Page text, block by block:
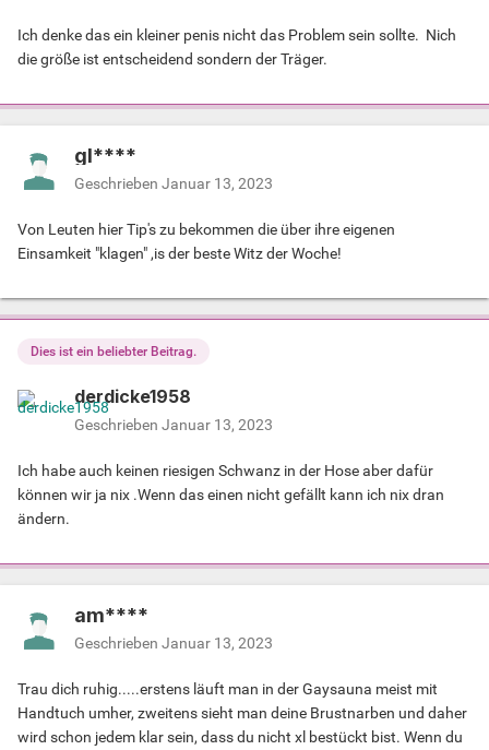
Ich denke das ein kleiner penis nicht das Problem sein sollte. Nich
die größe ist entscheidend sondern der Träger.
gl****
Geschrieben Januar 13, 2023
Von Leuten hier Tip's zu bekommen die über ihre eigenen
Einsamkeit "klagen" ,is der beste Witz der Woche!
Dies ist ein beliebter Beitrag.
derdicke1958
Geschrieben Januar 13, 2023
Ich habe auch keinen riesigen Schwanz in der Hose aber dafür
können wir ja nix .Wenn das einen nicht gefällt kann ich nix dran
ändern.
am****
Geschrieben Januar 13, 2023
Trau dich ruhig.....erstens läuft man in der Gaysauna meist mit
Handtuch umher, zweitens sieht man deine Brustnarben und daher
wird schon jedem klar sein, dass du nicht xl bestückt bist. Wenn du